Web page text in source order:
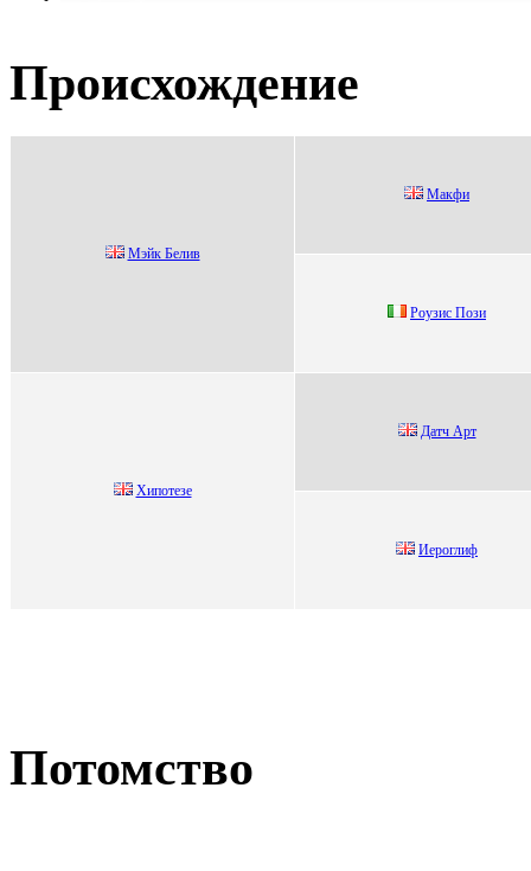
Происхождение
Mэйк Белив
Макфи
Рoузис Пoзи
Хипотезе
Дaтч Аpт
Иеpоглиф
Потомство